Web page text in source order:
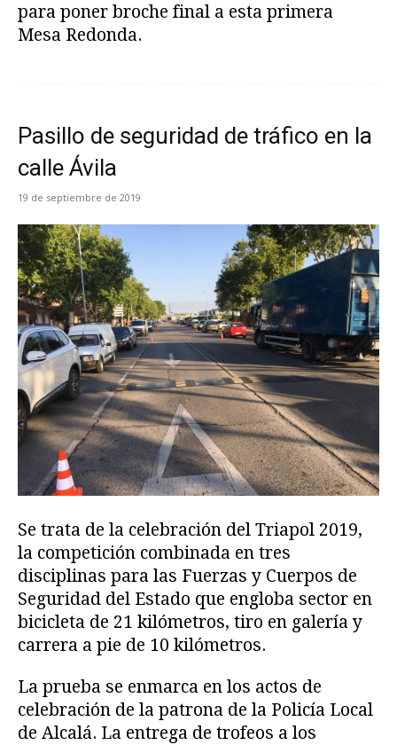
para poner broche final a esta primera
Mesa Redonda.
Pasillo de seguridad de tráfico en la
calle Ávila
19 de septiembre de 2019
Se trata de la celebración del Triapol 2019,
la competición combinada en tres
disciplinas para las Fuerzas y Cuerpos de
Seguridad del Estado que engloba sector en
bicicleta de 21 kilómetros, tiro en galería y
carrera a pie de 10 kilómetros.
La prueba se enmarca en los actos de
celebración de la patrona de la Policía Local
de Alcalá. La entrega de trofeos a los